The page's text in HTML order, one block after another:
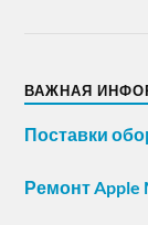
ВАЖНАЯ
Поставки
Ремонт Apple